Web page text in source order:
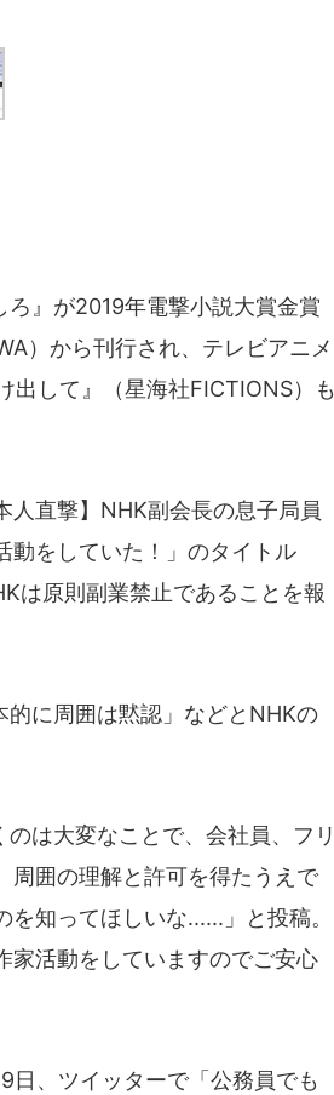
』が2019年電撃小説大賞金賞
）から刊行され、テレビアニメ
出して』（星海社FICTIONS）も
人直撃】NHK副会長の息子局員
動をしていた！」のタイトル
は原則副業禁止であることを報
に周囲は黙認」などとNHKの
は大変なことで、会社員、フリ
周囲の理解と許可を得たうえで
知ってほしいな......」と投稿。
家活動をしていますのでご安心
、ツイッターで「公務員でも